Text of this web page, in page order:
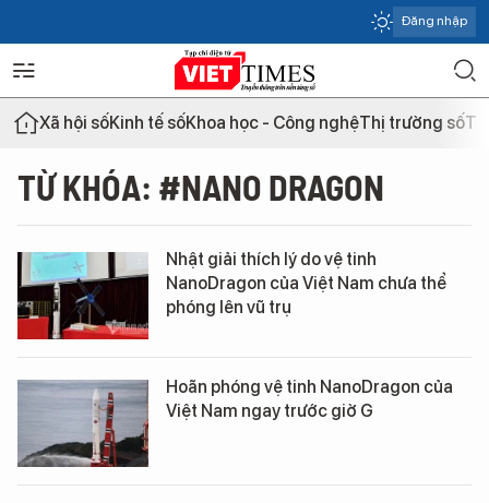
Đăng nhập
Xã hội sốKinh tế sốKhoa học - Công nghệThị trường số
TỪ KHÓA: #NANO DRAGON
Nhật giải thích lý do vệ tinh
NanoDragon của Việt Nam chưa thể
phóng lên vũ trụ
Hoãn phóng vệ tinh NanoDragon của
Việt Nam ngay trước giờ G